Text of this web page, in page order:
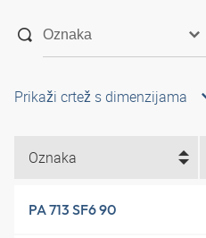
Prikaži crtež s dimenzijama
Oznaka
PA 713 SF6 90